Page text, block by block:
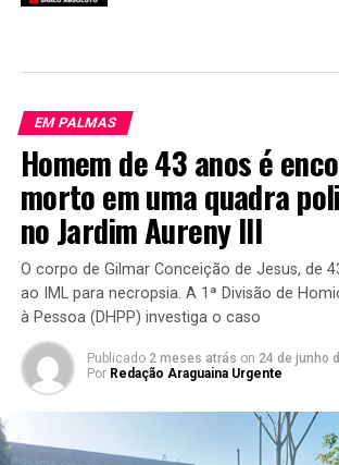
EM PALMAS
Homem de 43 anos é
morto em uma quadra
no Jardim Aureny III
O corpo de Gilmar Conceição de Jesus, de
ao IML para necropsia. A 1ª Divisão de
à Pessoa (DHPP) investiga o caso
Publicado 2 meses atrás on 24 de junho
Por Redação Araguaina Urgente